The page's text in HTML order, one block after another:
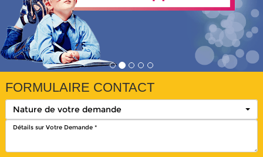
FORMULAIRE CONTACT
Nature de votre demande